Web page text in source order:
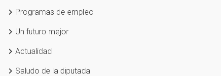
Programas de empleo
Un futuro mejor
Actualidad
Saludo de la diputada